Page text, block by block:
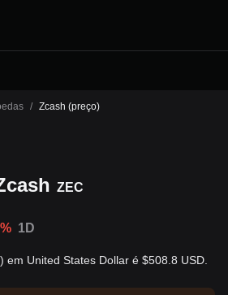
/ Zcash (preço)
ZEC
1D
em United States Dollar é $508.8 USD.